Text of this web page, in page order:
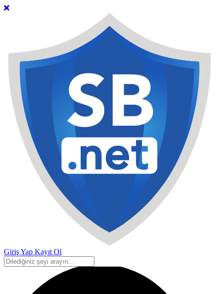
Giriş Yap Kayıt Ol